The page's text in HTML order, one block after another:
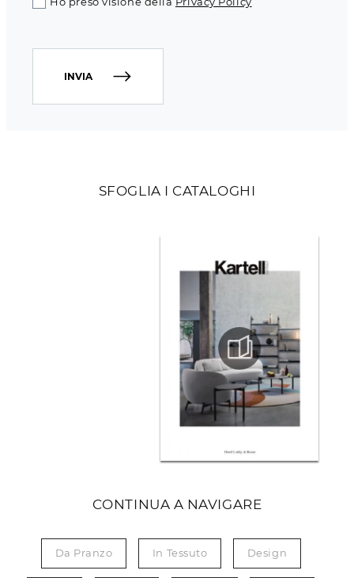
SFOGLIA I CATALOGHI
CONTINUA A NAVIGARE
Da Pranzo In Tessuto Design
INVIA